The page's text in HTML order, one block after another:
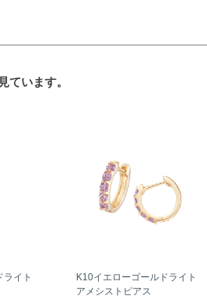
ています。
ライト
K10イエローゴールドライト
アメシストピアス